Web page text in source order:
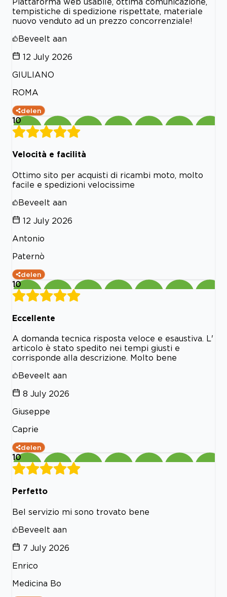
tempistiche di spedizione rispettate, materiale
nuovo venduto ad un prezzo concorrenziale!
Beveelt aan
12 July 2026
GIULIANO
ROMA
delen
10
Velocità e facilità
Ottimo sito per acquisti di ricambi moto, molto
facile e spedizioni velocissime
Beveelt aan
12 July 2026
Antonio
Paternò
delen
10
Eccellente
A domanda tecnica risposta veloce e esaustiva. L'
articolo è stato spedito nei tempi giusti e
corrisponde alla descrizione. Molto bene
Beveelt aan
8 July 2026
Giuseppe
Caprie
delen
10
Perfetto
Bel servizio mi sono trovato bene
Beveelt aan
7 July 2026
Enrico
Medicina Bo